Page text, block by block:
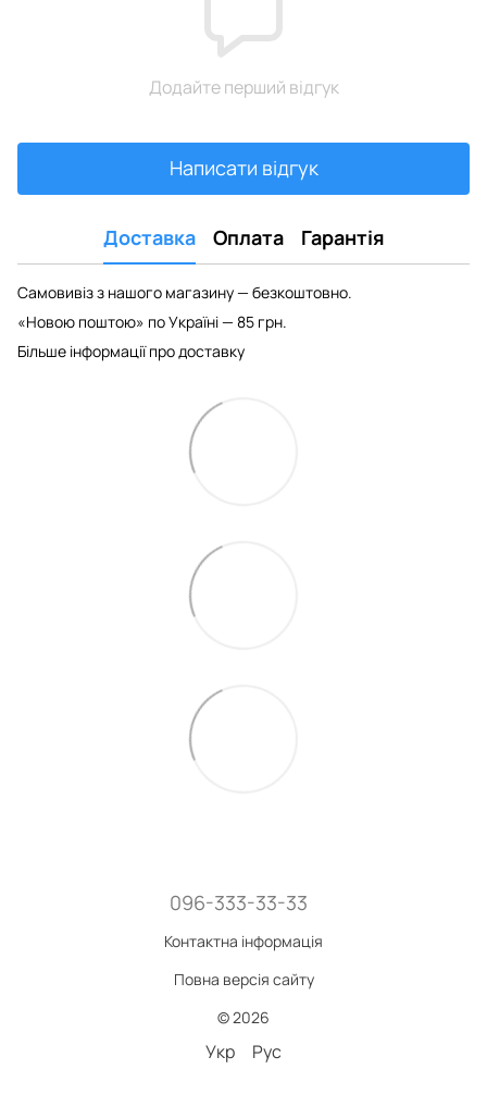
Додайте перший відгук
Написати відгук
Доставка Оплата Гарантія
Самовивіз з нашого магазину — безкоштовно.
«Новою поштою» по Україні — 85 грн.
Більше інформації про доставку
096-333-33-33
Контактна інформація
Повна версія сайту
© 2026
Укр Рус